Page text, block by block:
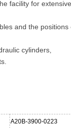
facility for extensive
and the positions
cylinders,
A20B-3900-0223